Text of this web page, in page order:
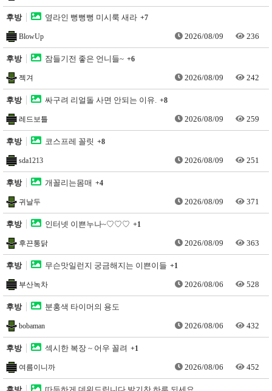
후방 옆라인 뻥뻥뻥 미시룩 새라 +7
BlowUp 236
2026/08/09
후방 잠들기전 좋은 언니들~ +6
젝겨 242
2026/08/09
후방 싸구려 리얼돌 사면 안되는 이유. +8
레드보틀 259
2026/08/09
후방 코스프레 꼴릿 +8
sda1213 251
2026/08/09
후방 개꼴리는몸매 +4
귀날두 371
2026/08/09
후방 인터넷 이쁜누나~♡♡♡ +1
후끈통닭 363
2026/08/09
후방 무슨맛일런지 궁금해지는 이쁜이들 +1
부산녹차 528
2026/08/06
후방 분홍색 타이머의 용도
bobaman 432
2026/08/06
후방 섹시한 복장 ~ 어우 꼴려 +1
여름이니까 452
2026/08/06